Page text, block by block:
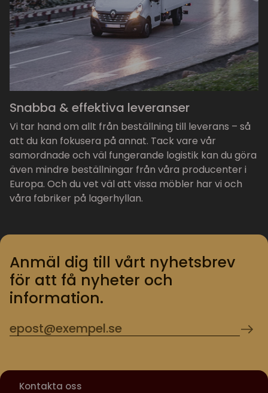
Snabba & effektiva leveranser
Vi tar hand om allt från beställning till leverans – så
att du kan fokusera på annat. Tack vare vår
samordnade och väl fungerande logistik kan du göra
även mindre beställningar från våra producenter i
Europa. Och du vet väl att vissa möbler har vi och
våra fabriker på lagerhyllan.
Anmäl dig till vårt nyhetsbrev
för att få nyheter och
information.
Kontakta oss